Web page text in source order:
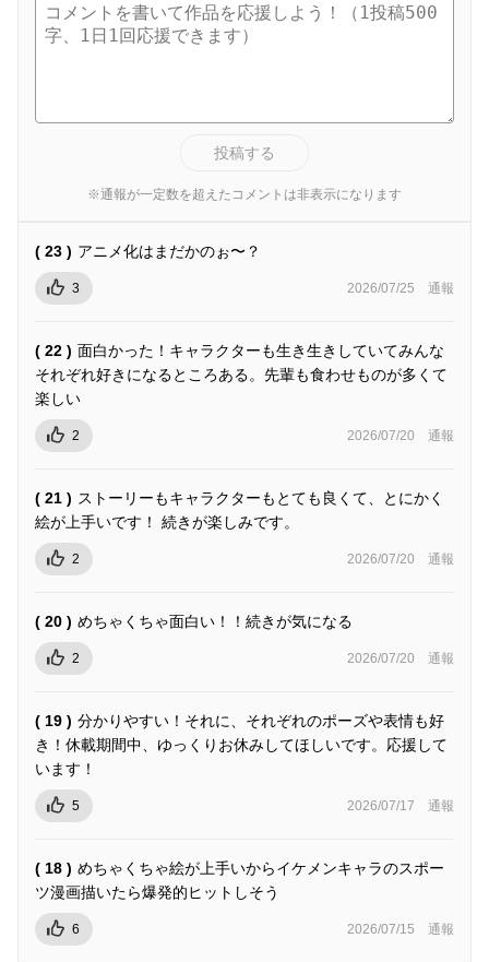
投稿する
※通報が一定数を超えたコメントは非表示になります
( 23 ) アニメ化はまだかのぉ〜？
3 2026/07/25 通報
( 22 ) 面白かった！キャラクターも生き生きしていてみんな
それぞれ好きになるところある。先輩も食わせものが多くて
楽しい
2 2026/07/20 通報
( 21 ) ストーリーもキャラクターもとても良くて、とにかく
絵が上手いです！ 続きが楽しみです。
2 2026/07/20 通報
( 20 ) めちゃくちゃ面白い！！続きが気になる
2 2026/07/20 通報
( 19 ) 分かりやすい！それに、それぞれのポーズや表情も好
き！休載期間中、ゆっくりお休みしてほしいです。応援して
います！
5 2026/07/17 通報
( 18 ) めちゃくちゃ絵が上手いからイケメンキャラのスポー
ツ漫画描いたら爆発的ヒットしそう
6 2026/07/15 通報